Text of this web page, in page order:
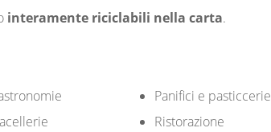
interamente riciclabili nella carta.
Panifici e pasticcerie
Ristorazione